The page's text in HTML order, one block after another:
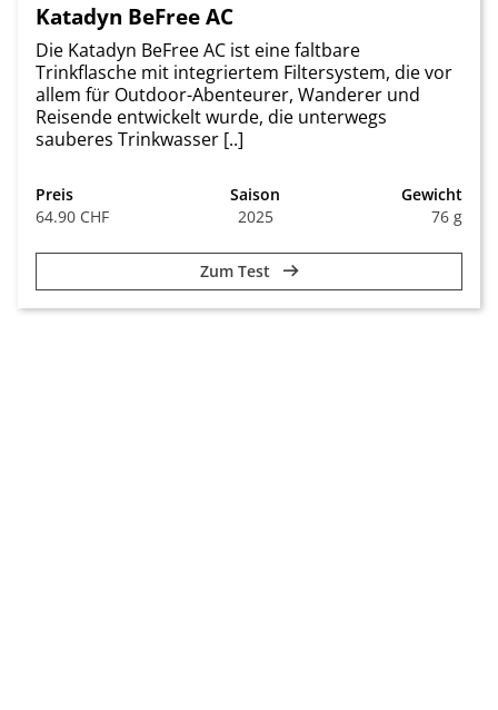
Katadyn BeFree AC
Die Katadyn BeFree AC ist eine faltbare
Trinkflasche mit integriertem Filtersystem, die vor
allem für Outdoor-Abenteurer, Wanderer und
Reisende entwickelt wurde, die unterwegs
sauberes Trinkwasser [..]
Preis
64.90 CHF
Saison
2025
Gewicht
76 g
Zum Test